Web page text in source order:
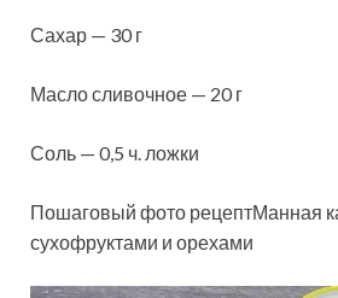
Сахар — 30 г
Масло сливочное — 20 г
Соль — 0,5 ч. ложки
Пошаговый фото рецептМанная
сухофруктами и орехами